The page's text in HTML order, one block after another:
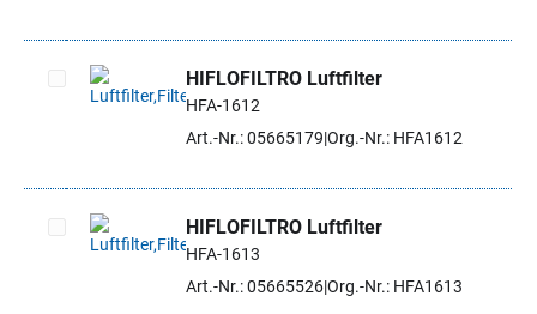
Artikel auswählen
HIFLOFILTRO Luftfilter
HFA-1612
Art.-Nr.: 05665179 Org.-Nr.: HFA1612
Artikel auswählen
HIFLOFILTRO Luftfilter
HFA-1613
Art.-Nr.: 05665526Org.-Nr.: HFA1613